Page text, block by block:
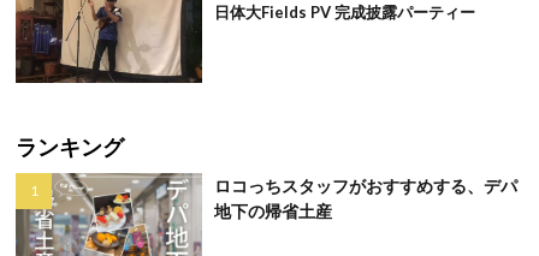
日体大Fields PV 完成披露パーティー
ランキング
ロコっちスタッフがおすすめする、デパ
地下の帰省土産